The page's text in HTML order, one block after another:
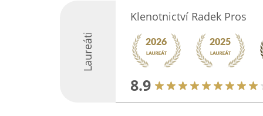
Laureáti
Klenotnictví Radek Pros
8.9